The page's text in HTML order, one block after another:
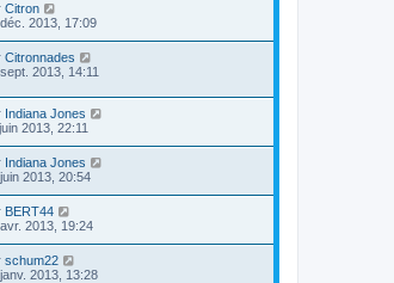
Citron
2013, 17:09
Citronnades
2013, 14:11
Indiana Jones
2013, 22:11
Indiana Jones
2013, 20:54
BERT44
2013, 19:24
schum22
2013, 13:28